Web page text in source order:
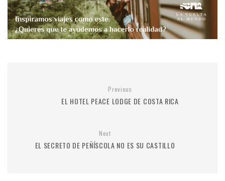
Previous
EL HOTEL PEACE LODGE DE COSTA RICA
Next
EL SECRETO DE PEÑÍSCOLA NO ES SU CASTILLO